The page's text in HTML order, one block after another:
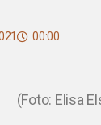
00:00
(Foto: Elisa